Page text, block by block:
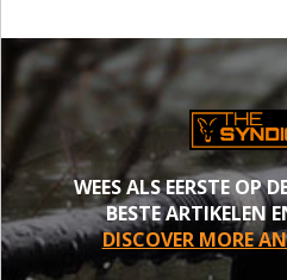
WEES ALS EERSTE OP
BESTE ARTIKELEN
DISCOVER MORE